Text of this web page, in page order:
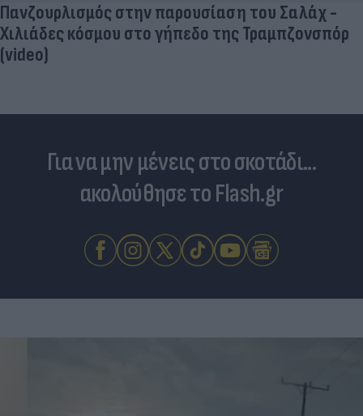
Πανζουρλισμός στην παρουσίαση του Σαλάχ -
Χιλιάδες κόσμου στο γήπεδο της Τραμπζονσπόρ
(video)
Για να μην μένεις στο σκοτάδι...
ακολούθησε το Flash.gr